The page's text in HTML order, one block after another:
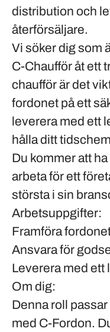
distribution och
återförsäljare.
Vi söker dig som
C-Chaufför åt ett
chaufför är det
fordonet på ett
leverera med ett
hålla ditt
Du kommer att
arbeta för ett
största i sin
Arbetsuppgifter:
Framföra
Ansvara för
Leverera med ett
Om dig:
Denna roll
med C-Fordon.